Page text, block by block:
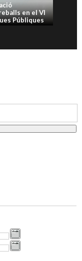
en el VI
Públiques